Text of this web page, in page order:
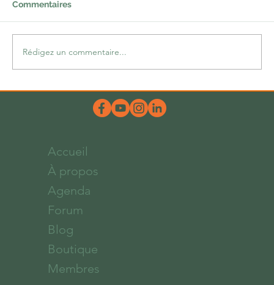
Une belle dose d’hum-ours
Commentaires
Rédigez un commentaire...
Accueil
À propos
Agenda
Forum
Blog
Boutique
Membres